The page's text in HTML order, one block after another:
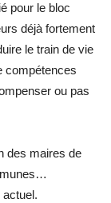
pour le bloc
déjà fortement
le train de vie
compétences
ou pas
des maires de